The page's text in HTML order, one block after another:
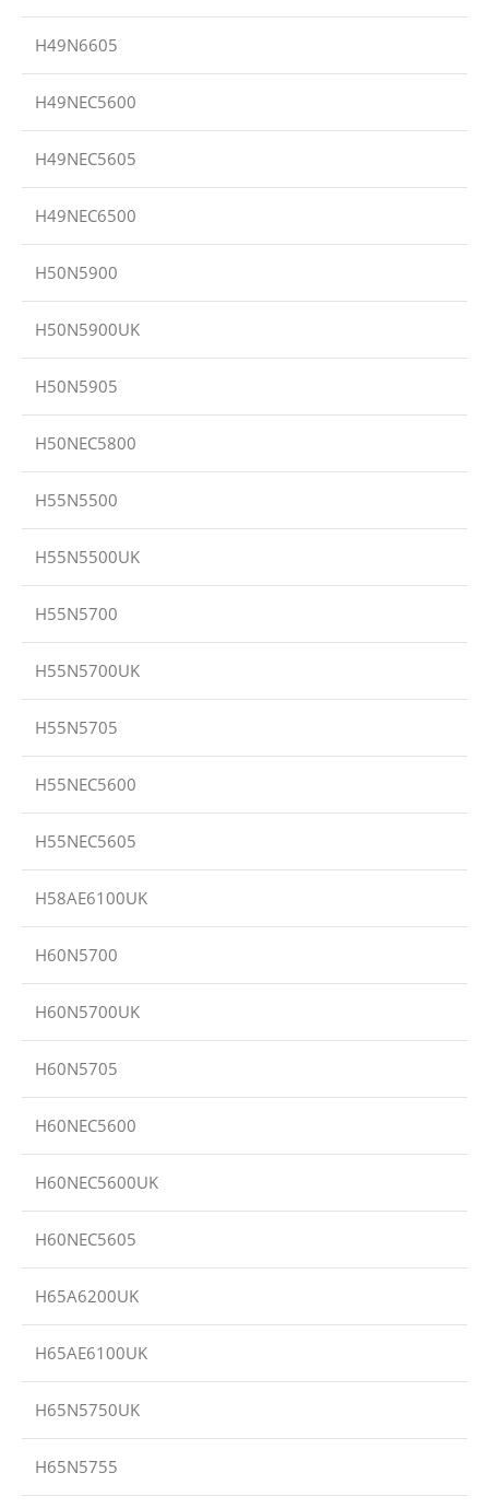
H49N6605
H49NEC5600
H49NEC5605
H49NEC6500
H50N5900
H50N5900UK
H50N5905
H50NEC5800
H55N5500
H55N5500UK
H55N5700
H55N5700UK
H55N5705
H55NEC5600
H55NEC5605
H58AE6100UK
H60N5700
H60N5700UK
H60N5705
H60NEC5600
H60NEC5600UK
H60NEC5605
H65A6200UK
H65AE6100UK
H65N5750UK
H65N5755